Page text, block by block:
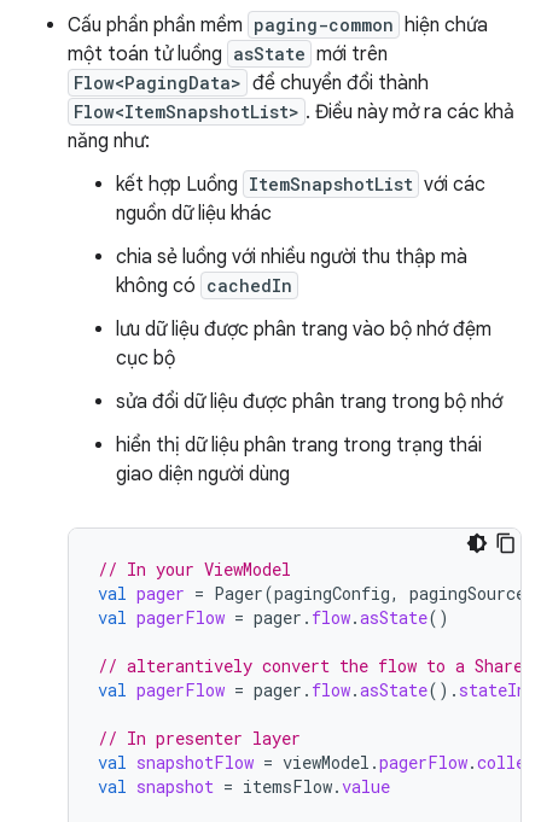
Cấu phần phần mềm paging-common hiện chứa
một toán tử luồng asState mới trên
Flow<PagingData> để chuyển đổi thành
Flow<ItemSnapshotList> . Điều này mở ra các khả
năng như:
kết hợp Luồng ItemSnapshotList với các
nguồn dữ liệu khác
chia sẻ luồng với nhiều người thu thập mà
không có cachedIn
lưu dữ liệu được phân trang vào bộ nhớ đệm
cục bộ
sửa đổi dữ liệu được phân trang trong bộ nhớ
hiển thị dữ liệu phân trang trong trạng thái
giao diện người dùng
// In your ViewModel
val pager = Pager(pagingConfig,
val pagerFlow = pager . flow.asState()
// alterantively convert the flow to a
val pagerFlow = pager . flow.asState(). stateIn
// In presenter layer
val snapshotFlow = viewModel .pagerFlow.
val snapshot = itemsFlow.value